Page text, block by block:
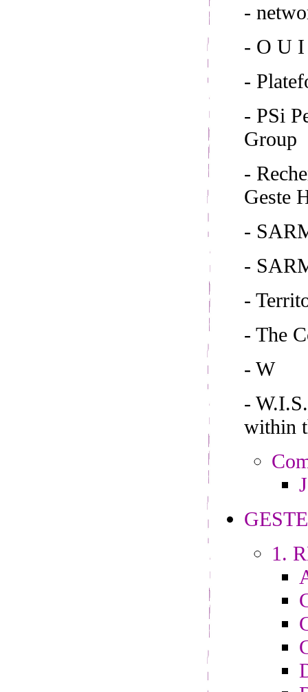
-
- O U I
-
- PSi
Group
-
Geste
-
-
-
- The
- W
-
within
1.